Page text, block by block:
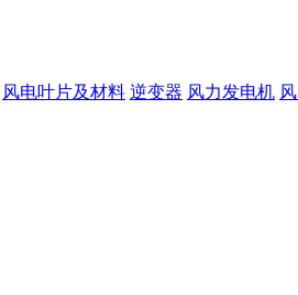
风电叶片及材料 逆变器 风力发电机